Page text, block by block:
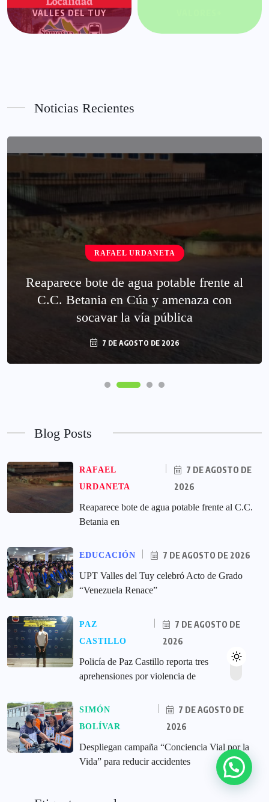
VALLES DEL TUY
Noticias Recientes
RAFAEL URDANETA
Reaparece bote de agua potable frente al
C.C. Betania en Cúa y amenaza con
socavar la vía pública
7 DE AGOSTO DE 2026
Blog Posts
RAFAEL
URDANETA
7 DE AGOSTO DE
2026
Reaparece bote de agua potable frente al C.C.
Betania en
EDUCACIÓN
7 DE AGOSTO DE 2026
UPT Valles del Tuy celebró Acto de Grado
“Venezuela Renace”
PAZ
CASTILLO
7 DE AGOSTO DE
2026
‎Policía de Paz Castillo reporta tres
aprehensiones por violencia de
SIMÓN
BOLÍVAR
7 DE AGOSTO DE
2026
‎Despliegan campaña “Conciencia Vial por la
Vida” para reducir accidentes